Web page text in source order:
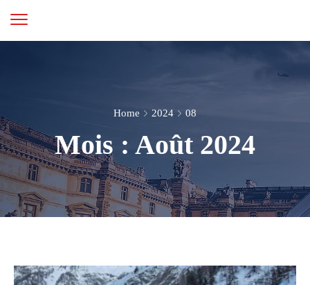
Home 2024 08
Mois : Août 2024